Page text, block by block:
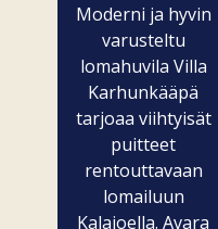
Moderni ja hyvin
varusteltu
lomahuvila Villa
Karhunkääpä
tarjoaa viihtyisät
puitteet
rentouttavaan
lomailuun
Kalajoella. Avara